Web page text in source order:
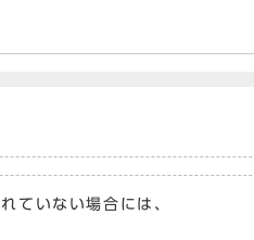
ていない場合には、